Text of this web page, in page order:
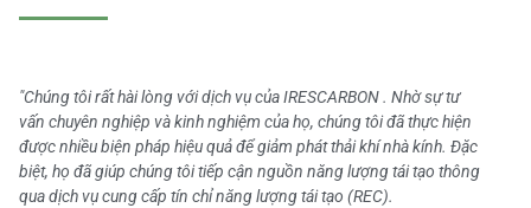
"Chúng tôi rất hài lòng với dịch vụ của IRESCARBON . Nhờ sự tư
vấn chuyên nghiệp và kinh nghiệm của họ, chúng tôi đã thực hiện
được nhiều biện pháp hiệu quả để giảm phát thải khí nhà kính. Đặc
biệt, họ đã giúp chúng tôi tiếp cận nguồn năng lượng tái tạo thông
qua dịch vụ cung cấp tín chỉ năng lượng tái tạo (REC).